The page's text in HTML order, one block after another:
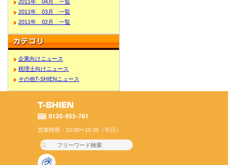
2011年 04月 一覧
2011年 03月 一覧
2011年 02月 一覧
企業向けニュース
税理士向けニュース
その他T-SHIENニュース
営業時間：10:00〜16:30（平日）